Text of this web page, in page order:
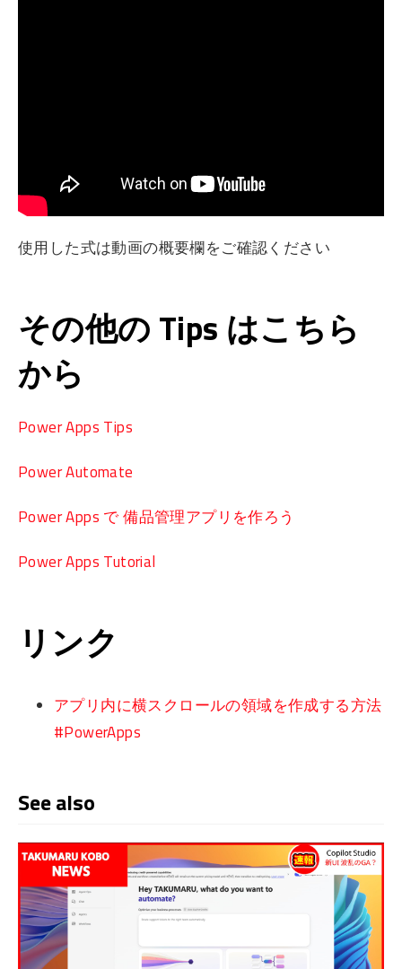
使用した式は動画の概要欄をご確認ください
その他の Tips はこちら
から
Power Apps Tips
Power Automate
Power Apps で 備品管理アプリを作ろう
Power Apps Tutorial
リンク
アプリ内に横スクロールの領域を作成する方法
#PowerApps
See also